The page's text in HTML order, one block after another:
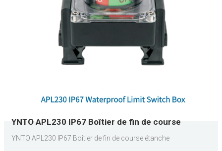
YNTO APL230 IP67 Boîtier de fin de course
étanche
YNTO APL230 IP67 Boîtier de fin de course étanche